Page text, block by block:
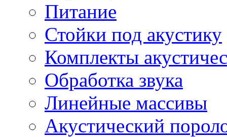
Питание
Стойки под акустику
Комплекты
Обработка звука
Линейные массивы
Акустический